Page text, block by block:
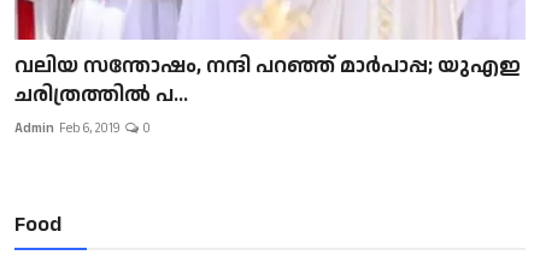
വലിയ സന്തോഷം, നന്ദി പറഞ്ഞ് മാർപാപ്പ; യുഎഇ
ചരിത്രത്തിൽ പ...
Admin Feb 6, 2019 0
Food